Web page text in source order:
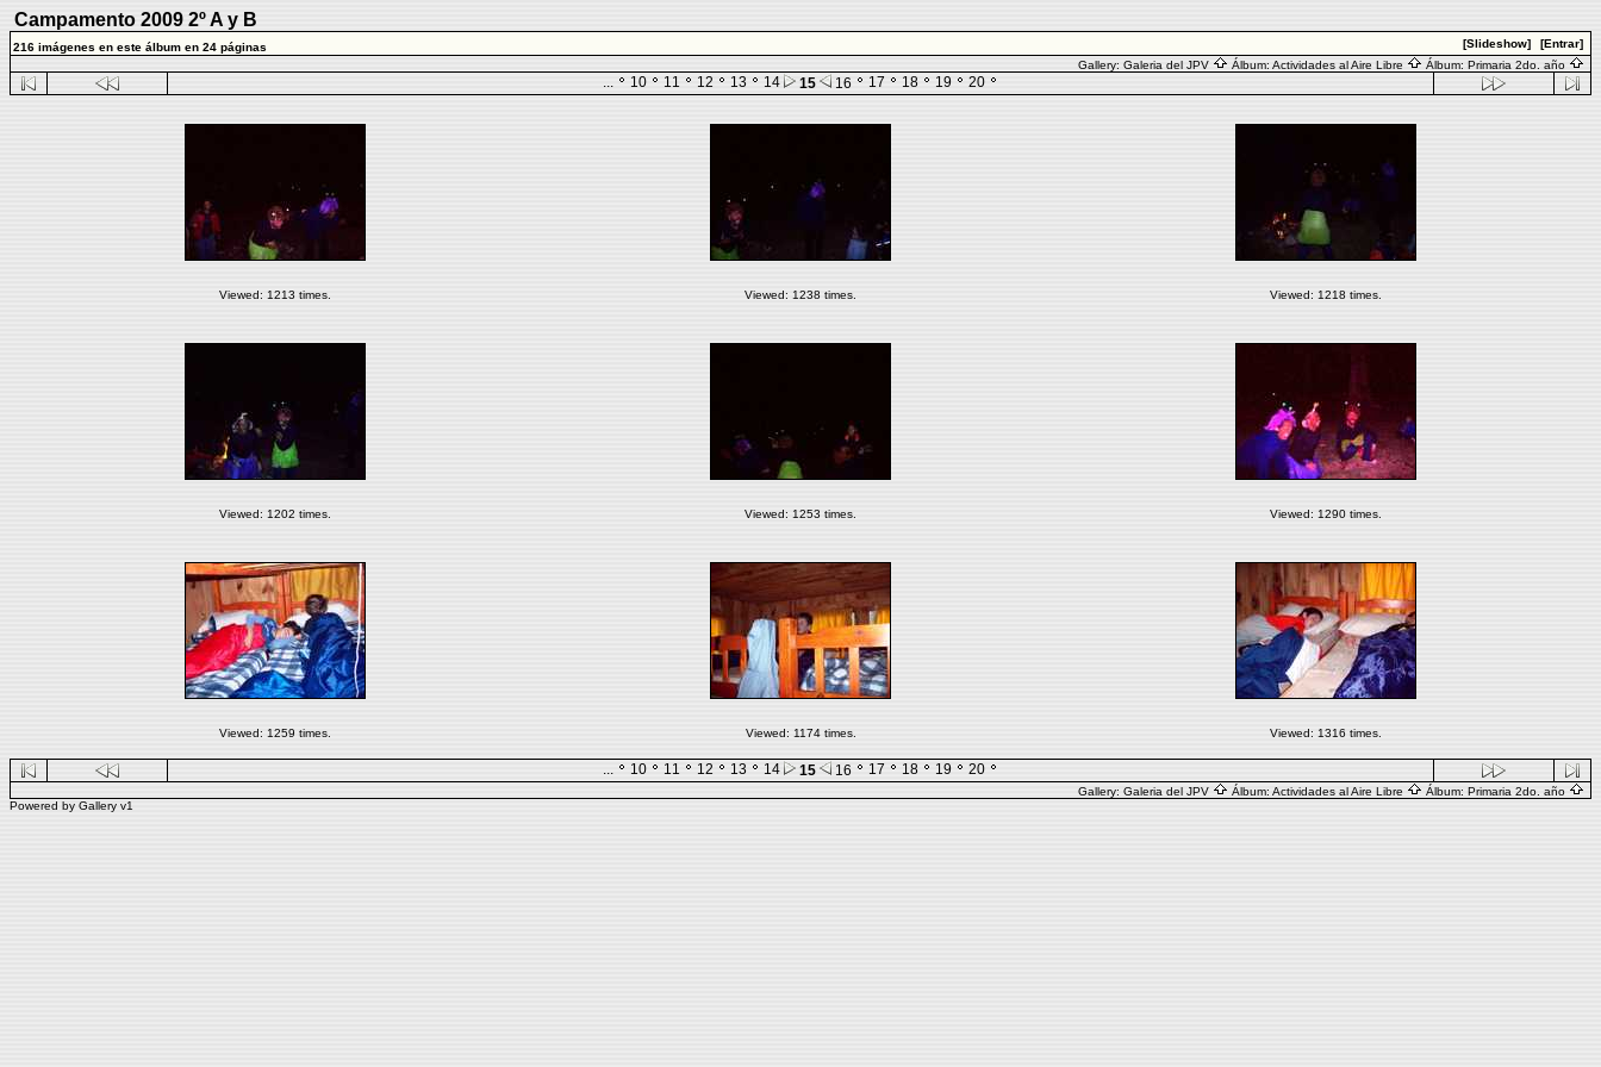
Campamento 2009 2º A y B
216 imágenes en este álbum en 24 páginas [Slideshow]
[Entrar]
Gallery: Galeria del JPV Álbum: Actividades al Aire Libre Álbum: Primaria 2do. año
... 10 11 12 13 14 15 16 17 18 19 20
Viewed: 1213 times. Viewed: 1238 times. Viewed: 1218 times.
Viewed: 1202 times. Viewed: 1253 times. Viewed: 1290 times.
Viewed: 1259 times. Viewed: 1174 times. Viewed: 1316 times.
... 10 11 12 13 14 15 16 17 18 19 20
Gallery: Galeria del JPV Álbum: Actividades al Aire Libre Álbum: Primaria 2do. año
Powered by Gallery v1